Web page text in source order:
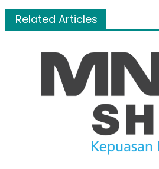
Related Articles